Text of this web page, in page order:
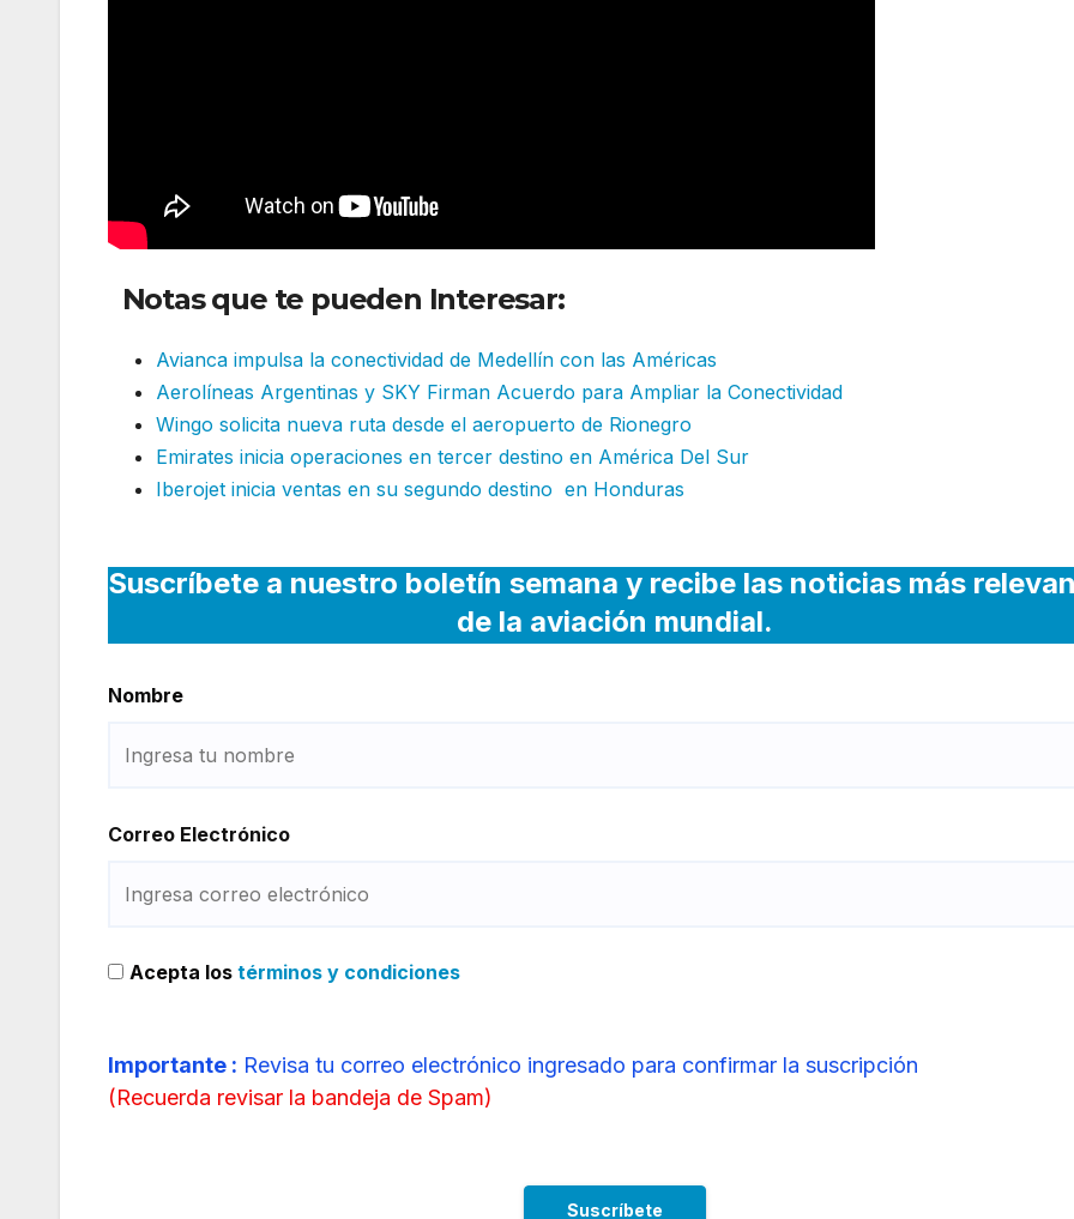
Notas que te pueden Interesar:
Avianca impulsa la conectividad de Medellín con las Américas
Aerolíneas Argentinas y SKY Firman Acuerdo para Ampliar la Conectividad
Wingo solicita nueva ruta desde el aeropuerto de Rionegro
Emirates inicia operaciones en tercer destino en América Del Sur
Iberojet inicia ventas en su segundo destino en Honduras
Suscríbete a nuestro boletín semana y recibe las noticias más
de la aviación mundial.
Nombre
Correo Electrónico
Acepta los términos y condiciones
Importante : Revisa tu correo electrónico ingresado para confirmar la suscripción
(Recuerda revisar la bandeja de Spam)